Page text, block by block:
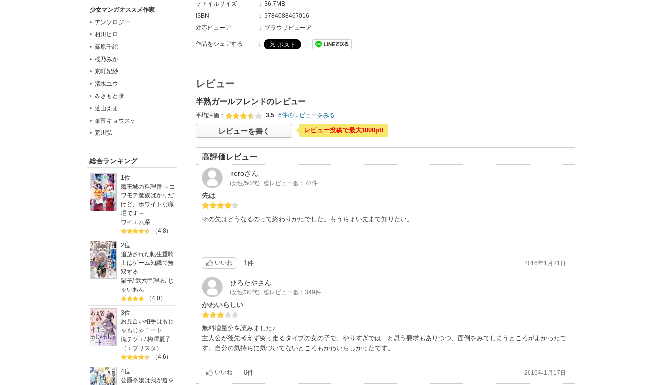
少女マンガオススメ作家
アンソロジー
相川ヒロ
篠原千絵
桜乃みか
京町妃紗
清水ユウ
みきもと凜
遠山えま
最富キョウスケ
荒川弘
総合ランキング
1位
魔王城の料理番 ～コ
ワモテ魔族ばかりだ
けど、ホワイトな職
場です～
ワイエム系
（4.8）
2位
追放された転生重騎
士はゲーム知識で無
双する
猫子/武六甲理衣/ じ
ゃいあん
（4.0）
3位
お見合い相手はもじ
ゃもじゃニート
滝チヅエ/梅澤夏子
（エブリスタ）
（4.6）
4位
公爵令嬢は我が道を
ファイルサイズ
： 36.7MB
ISBN
： 9784088467016
対応ビューア
： ブラウザビューア
作品をシェアする ：
レビュー
半熟ガールフレンドのレビュー
平均評価： 3.5 6件のレビューをみる
レビューを書く レビュー投稿で最大1000pt!
高評価レビュー
neroさん
(女性/50代) 総レビュー数：78件
先は
その先はどうなるのって終わりかたでした。もうちょい先まで知りたい。
いいね 1件 2016年1月21日
ひろたやさん
(女性/30代) 総レビュー数：349件
かわいらしい
無料増量分を読みました♪
主人公が後先考えず突っ走るタイプの女の子で、やりすぎでは...と思う要求もありつつ、面倒をみてしまうところがよかったで
す。自分の気持ちに気づいてないところもかわいらしかったです。
いいね 0件 2016年1月17日